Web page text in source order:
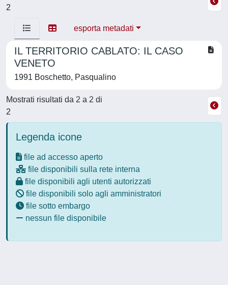
2
esporta metadati
IL TERRITORIO CABLATO: IL CASO
VENETO
1991 Boschetto, Pasqualino
Mostrati risultati da 2 a 2 di
2
Legenda icone
file ad accesso aperto
file disponibili sulla rete interna
file disponibili agli utenti autorizzati
file disponibili solo agli amministratori
file sotto embargo
nessun file disponibile